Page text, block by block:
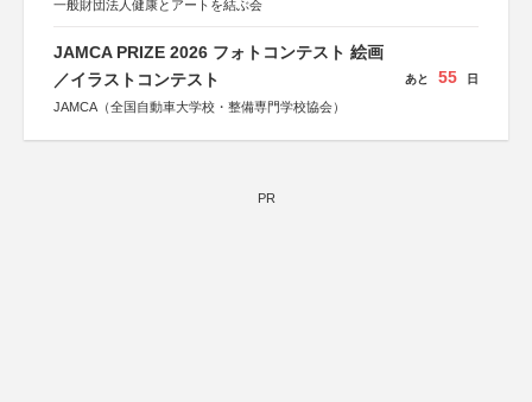
一般財団法人健康とアートを結ぶ会
JAMCA PRIZE 2026 フォトコンテスト 絵画
／イラストコンテスト
JAMCA（全国自動車大学校・整備専門学校協会）
あと 55 日
PR